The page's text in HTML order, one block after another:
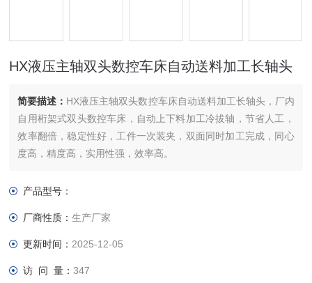
HX液压主轴双头数控车床自动送料加工长轴头
简要描述： HX液压主轴双头数控车床自动送料加工长轴头，厂内
自用桁架式双头数控车床，自动上下料加工冷拔轴，节省人工，
效率翻倍，稳定性好，工件一次装夹，双面同时加工完成，同心
度高，精度高，实用性强，效率高。
产品型号：
厂商性质：生产厂家
更新时间： 2025-12-05
访 问 量：347